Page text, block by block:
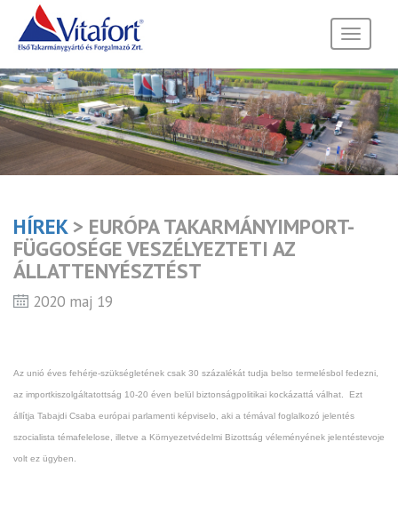
Toggle
HÍREK> EURÓPA TAKARMÁNYIMPORT-
FÜGGOSÉGE VESZÉLYEZTETI AZ
ÁLLATTENYÉSZTÉST
2020 maj 19
Az unió éves fehérje-szükségletének csak 30 százalékát tudja belso termelésbol fedezni,
az importkiszolgáltatottság 10-20 éven belül biztonságpolitikai kockázattá válhat. Ezt
állítja Tabajdi Csaba európai parlamenti képviselo, aki a témával foglalkozó jelentés
szocialista témafelelose, illetve a Környezetvédelmi Bizottság véleményének jelentéstevoje
volt ez ügyben.